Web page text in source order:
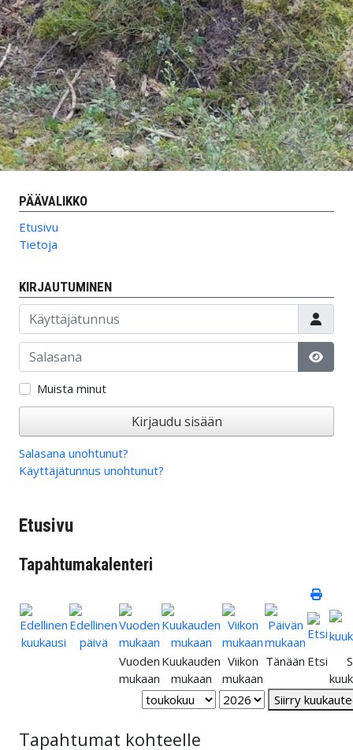
PÄÄVALIKKO
Etusivu
Tietoja
KIRJAUTUMINEN
Käyttäjätunnus
Salasana
Muista minut
Kirjaudu sisään
Salasana unohtunut?
Käyttäjätunnus unohtunut?
Etusivu
Tapahtumakalenteri
Vuoden
mukaan
Kuukauden
mukaan
Viikon
mukaan
Tänään Etsi
Siirry
Tapahtumat kohteelle